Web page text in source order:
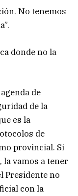
No tenemos
donde no la
de
de la
es la
de
provincial. Si
vamos a tener
Presidente no
con la